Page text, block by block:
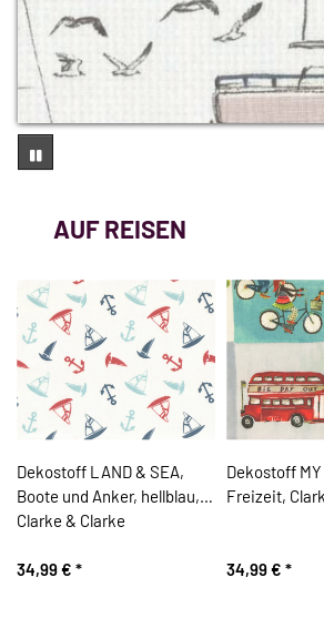
AUF REISEN
Dekostoff LAND & SEA,
Boote und Anker, hellblau,
Clarke & Clarke
34,99 € *
Dekostoff MY
Freizeit,
34,99 € *